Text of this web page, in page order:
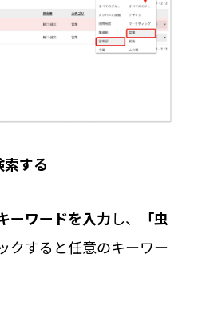
する
ーワードを入力し、
「虫
クすると任意のキーワー